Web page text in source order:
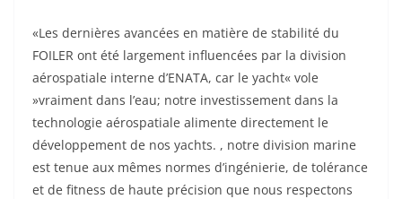
«Les dernières avancées en matière de stabilité du
FOILER ont été largement influencées par la division
aérospatiale interne d’ENATA, car le yacht« vole
»vraiment dans l’eau; notre investissement dans la
technologie aérospatiale alimente directement le
développement de nos yachts. , notre division marine
est tenue aux mêmes normes d’ingénierie, de tolérance
et de fitness de haute précision que nous respectons